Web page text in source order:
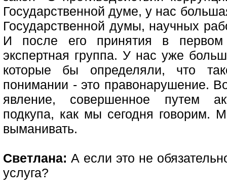
Государственной думе, у нас
Государственной думы, научных
И после его принятия в
экспертная группа. У нас уже
которые бы определяли, что
понимании - это правонарушение.
явление, совершенное путем
подкупа, как мы сегодня говорим.
выманивать.
Светлана: А если это не
услуга?